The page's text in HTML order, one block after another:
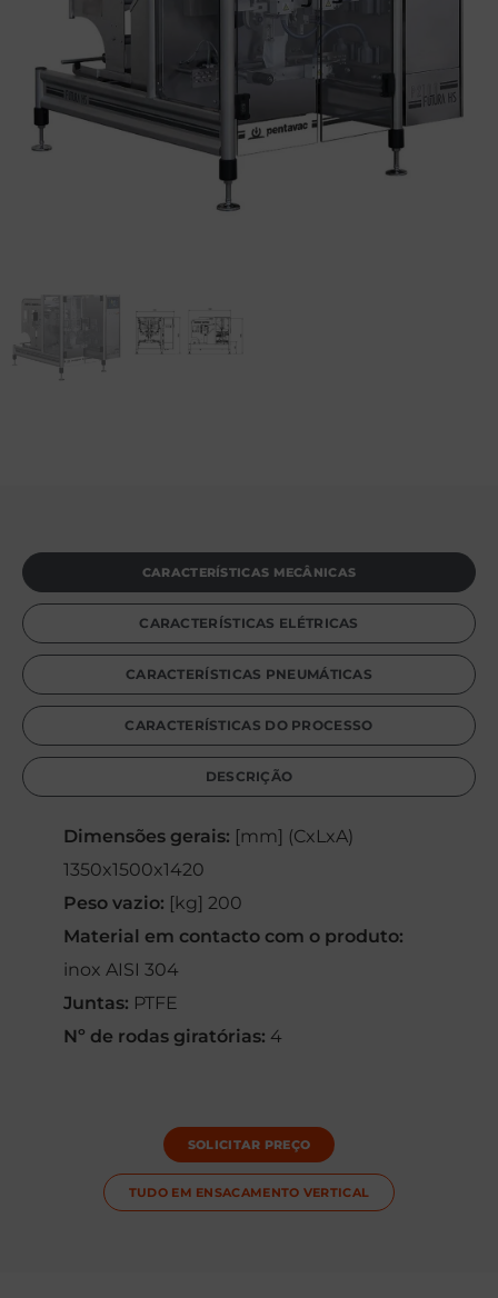
CARACTERÍSTICAS MECÂNICAS
CARACTERÍSTICAS ELÉTRICAS
CARACTERÍSTICAS PNEUMÁTICAS
CARACTERÍSTICAS DO PROCESSO
DESCRIÇÃO
Dimensões gerais: [mm] (CxLxA)
1350x1500x1420
Peso vazio: [kg] 200
Material em contacto com o produto:
inox AISI 304
Juntas: PTFE
Nº de rodas giratórias: 4
SOLICITAR PREÇO
TUDO EM ENSACAMENTO VERTICAL